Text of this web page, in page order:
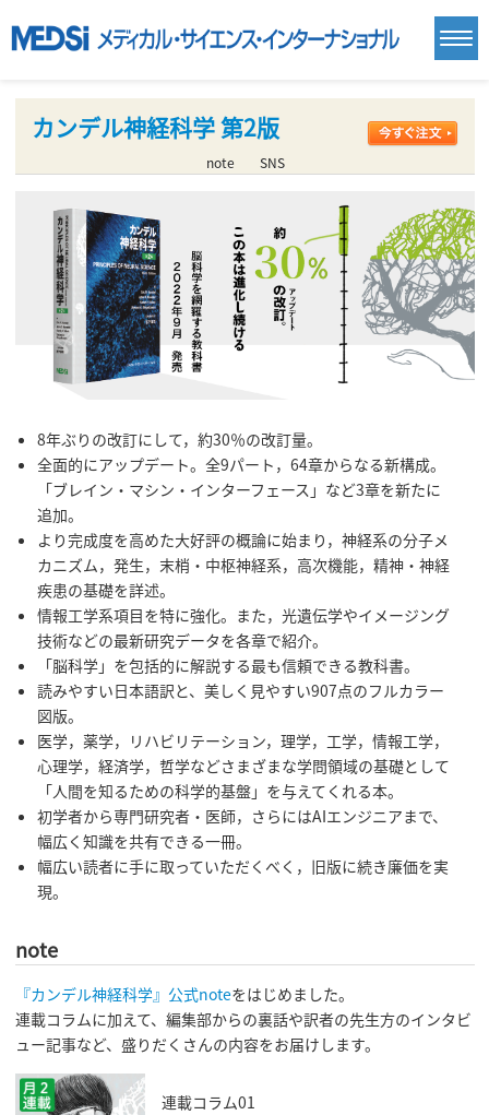
カンデル神経科学 第2版
note SNS
8年ぶりの改訂にして，約30％の改訂量。
全面的にアップデート。全9パート，64章からなる新構成。
「ブレイン・マシン・インターフェース」など3章を新たに
追加。
より完成度を高めた大好評の概論に始まり，神経系の分子メ
カニズム，発生，末梢・中枢神経系，高次機能，精神・神経
疾患の基礎を詳述。
情報工学系項目を特に強化。また，光遺伝学やイメージング
技術などの最新研究データを各章で紹介。
「脳科学」を包括的に解説する最も信頼できる教科書。
読みやすい日本語訳と、美しく見やすい907点のフルカラー
図版。
医学，薬学，リハビリテーション，理学，工学，情報工学，
心理学，経済学，哲学などさまざまな学問領域の基礎として
「人間を知るための科学的基盤」を与えてくれる本。
初学者から専門研究者・医師，さらにはAIエンジニアまで、
幅広く知識を共有できる一冊。
幅広い読者に手に取っていただくべく，旧版に続き廉価を実
現。
note
『カンデル神経科学』公式noteをはじめました。
連載コラムに加えて、編集部からの裏話や訳者の先生方のインタビ
ュー記事など、盛りだくさんの内容をお届けします。
連載コラム01